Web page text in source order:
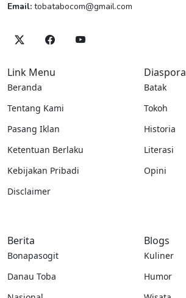
Email: tobatabocom@gmail.com
Link Menu
Beranda
Tentang Kami
Pasang Iklan
Ketentuan Berlaku
Kebijakan Pribadi
Disclaimer
Diaspora
Batak
Tokoh
Historia
Literasi
Opini
Berita
Bonapasogit
Danau Toba
Blogs
Kuliner
Humor